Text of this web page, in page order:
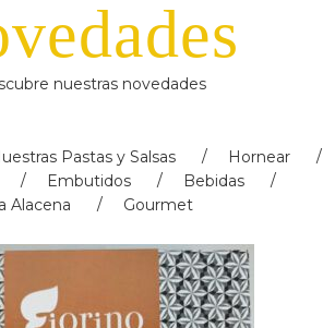
nuestras novedades
Pastas y Salsas
Hornear
Embutidos
Bebidas
Alacena
Gourmet